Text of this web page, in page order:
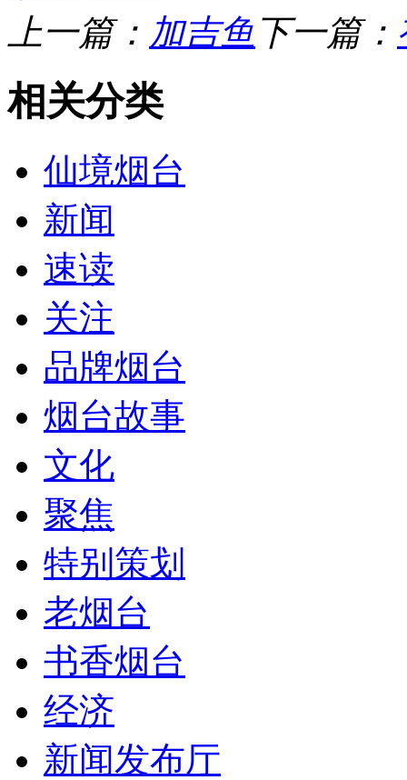
上一篇： 加吉鱼 下一篇：
相关分类
仙境烟台
新闻
速读
关注
品牌烟台
烟台故事
文化
聚焦
特别策划
老烟台
书香烟台
经济
新闻发布厅